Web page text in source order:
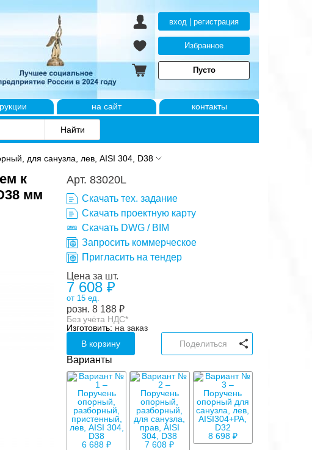
вход | регистрация
Избранное
Пусто
на сайт контакты
для санузла, лев, AISI 304, D38
к
мм
Арт. 83020L
Скачать тех. задание
Скачать проектную карту
Скачать DWG / BIM
Запросить коммерческое
Пригласить на тендер
Цена за шт.
7 608 ₽
от 15 ед.
розн. 8 188 ₽
Без учёта НДС*
Изготовить: на заказ
В корзину
Поделиться
Варианты
6 688 ₽ 7 608 ₽
8 698 ₽